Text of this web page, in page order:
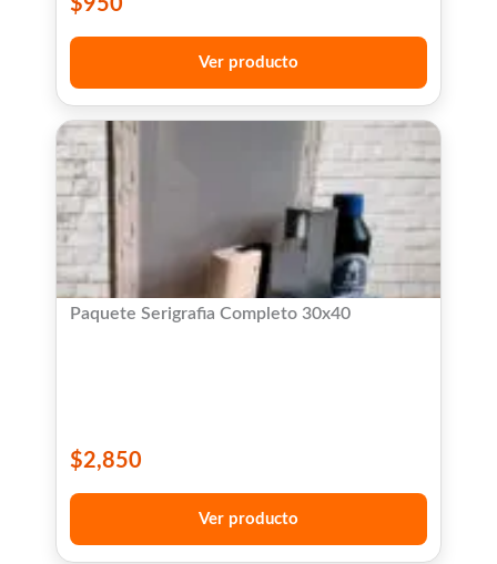
Ver producto
Paquete Serigrafia Completo 30x40
$2,850
Ver producto